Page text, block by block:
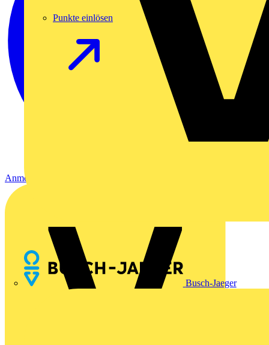
Busch-Jaeger
Punkte einlösen
Anmelden